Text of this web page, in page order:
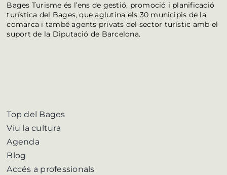
Bages Turisme és l’ens de gestió, promoció i planificació
turística del Bages, que aglutina els 30 municipis de la
comarca i també agents privats del sector turístic amb el
suport de la Diputació de Barcelona.
Top del Bages
Viu la cultura
Agenda
Blog
Accés a professionals